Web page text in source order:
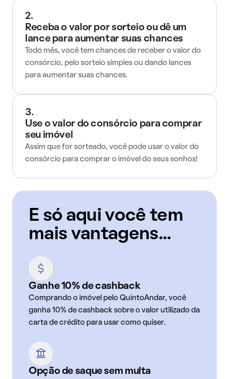
2.
Receba o valor por sorteio ou dê um
lance para aumentar suas chances
Todo mês, você tem chances de receber o valor do
consórcio, pelo sorteio simples ou dando lances
para aumentar suas chances.
3.
Use o valor do consórcio para comprar
seu imóvel
Assim que for sorteado, você pode usar o valor do
consórcio para comprar o imóvel do seus sonhos!
E só aqui você tem
mais vantagens...
Ganhe 10% de cashback
Comprando o imóvel pelo QuintoAndar, você
ganha 10% de cashback sobre o valor utilizado da
carta de crédito para usar como quiser.
Opção de saque sem multa